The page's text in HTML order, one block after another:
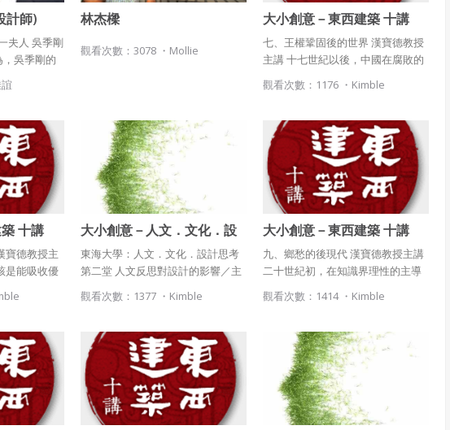
計師)
夫人 吳季剛
吳季剛的
感，在顛
種浪漫風
林杰樑
觀看次數：3078 ・ Mollie
大小創意－東西建築 十講
（第七堂）漢寶德教授主講
七、王權鞏固後的世界 漢寶德教授
主講 十七世紀以後，中國在腐敗的
明代之後， 出現了清代大一統的帝
國， 國力強盛，但建築制度規範森
發生於羅馬。 拋棄了靜態的理性形
式觀， 追求動態的感性的形式與空
間。 英、法在此時興起，國勢強
盛。 這些國王自義大利請來設計
師， 利用當地哥德時代訓練所傳出
來的工匠， 磨合為當地的文藝復興
風格。 巴洛克時代於是來臨。
觀看次數：1176 ・ Kimble
十講
授主講
寶德教授主
是能吸收優
的帝國，
定基礎。
瓦解， 而
大小創意－人文．文化．設
計思考（第二堂）姚仁祿
東海大學：人文．文化．設計思考
第二堂 人文反思對設計的影響／主
講人：姚仁祿／時間：2010年3月
觀看次數：1377 ・ Kimble
大小創意－東西建築 十講
（第九堂）漢寶德教授主講
九、鄉愁的後現代 漢寶德教授主講
二十世紀初，在知識界理性的主導
下， 工業化帶來的社會問題與生產
工具的革新， 形成現代主義建築的
著來臨的兩次世界大戰， 獨裁國家
的主政者， 為了權力與國族的象
徵， 在建築上要求高度紀念性的外
觀，傾向於傳統的學院派， 使現代
建築成為自由與民主的象徵，逐漸
被開明派所接受。 但是大戰過去
觀看次數：1414 ・ Kimble
立刻登入
四、會員授權
會員享有其創作之衍生著作的著作權，但會員同意吉寶系統公司得
於該著作權存續期間內無償使用，包括再授權之權利。
本條約定不因本合約終止而失效。
會員聲明並保證會員於使用本系統時創作、上傳或張貼的著作物，
會員享有所有權或經合法授權。
如會員違反前項約定致吉寶系統公司遭追訴、請求或求償者，吉寶
系統公司應立即通知會員，必要時本系統得移除爭議內容。會員應
協助相關程序並負擔吉寶系統公司因此所生支出（包括律師費
用）、損害及損失。
六、終止
償。
七、合意管轄
雙方合意專以臺灣臺北地方法院為第一審管轄法院。